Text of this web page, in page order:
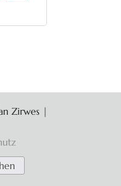
Zirwes |